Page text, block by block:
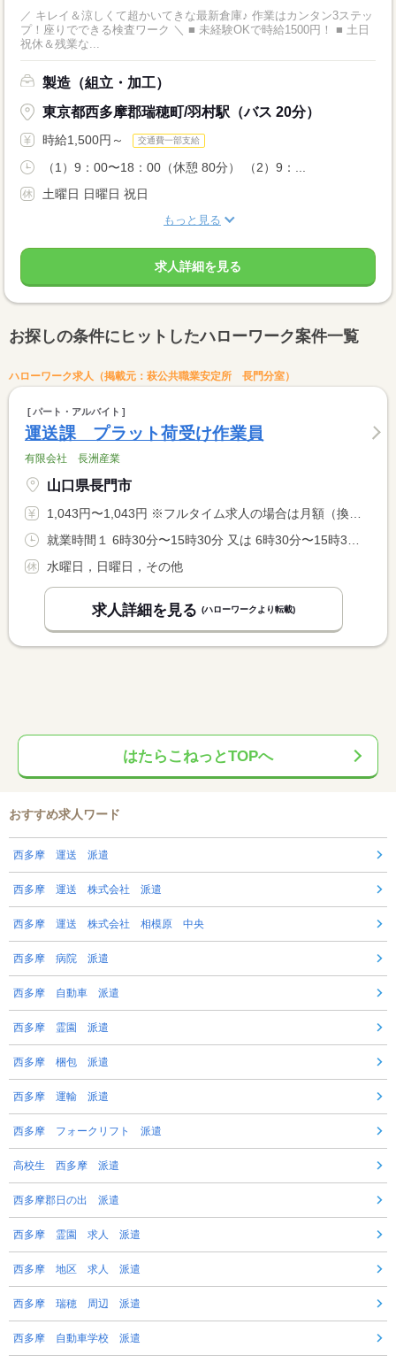
／ キレイ＆涼しくて超かいてきな最新倉庫♪ 作業はカンタン3ステッ
プ！座りでできる検査ワーク ＼ ■ 未経験OKで時給1500円！ ■ 土日
祝休＆残業な...
製造（組立・加工）
東京都西多摩郡瑞穂町/羽村駅（バス 20分）
時給1,500円～ 交通費一部支給
（1）9：00〜18：00（休憩 80分） （2）9：...
土曜日 日曜日 祝日
もっと見る
求人詳細を見る
お探しの条件にヒットしたハローワーク案件一覧
ハローワーク求人（掲載元：萩公共職業安定所 長門分室）
パート・アルバイト
運送課 プラット荷受け作業員
有限会社 長洲産業
山口県長門市
1,043円〜1,043円 ※フルタイム求人の場合は月額（換算額）、パート求人の場合は時間額を表示しています。
就業時間１ 6時30分〜15時30分 又は 6時30分〜15時30分の時間の間の7時間程度 就業時間に関する特記事項 ＊終業時間はその日の出荷羽数により前後しますが、 <BR> だいたい１３：３０〜１５：３０くらいで終わります。
水曜日，日曜日，その他
求人詳細を見る (ハローワークより転載)
はたらこねっとTOPへ
おすすめ求人ワード
西多摩 運送 派遣
西多摩 運送 株式会社 派遣
西多摩 運送 株式会社 相模原 中央
西多摩 病院 派遣
西多摩 自動車 派遣
西多摩 霊園 派遣
西多摩 梱包 派遣
西多摩 運輸 派遣
西多摩 フォークリフト 派遣
高校生 西多摩 派遣
西多摩郡日の出 派遣
西多摩 霊園 求人 派遣
西多摩 地区 求人 派遣
西多摩 瑞穂 周辺 派遣
西多摩 自動車学校 派遣